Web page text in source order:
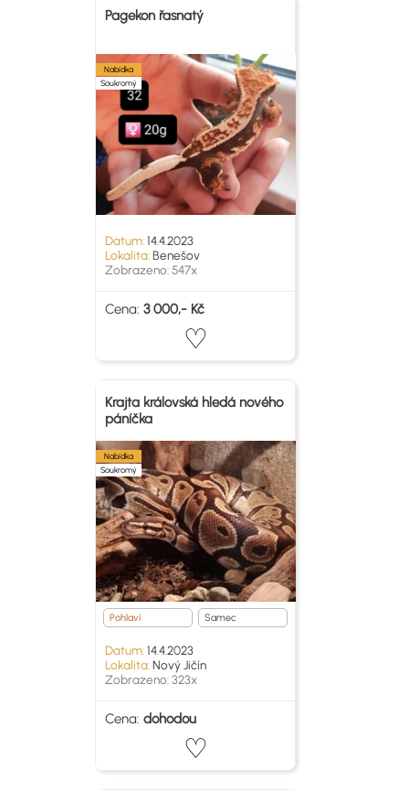
Pagekon řasnatý
Nabídka
Soukromý
Datum:14.4.2023
Lokalita:Benešov
Zobrazeno: 547x
Cena: 3 000,- Kč
Krajta královská hledá nového
páníčka
Nabídka
Soukromý
Pohlaví Samec
Datum:14.4.2023
Lokalita:Nový Jičín
Zobrazeno: 323x
Cena: dohodou